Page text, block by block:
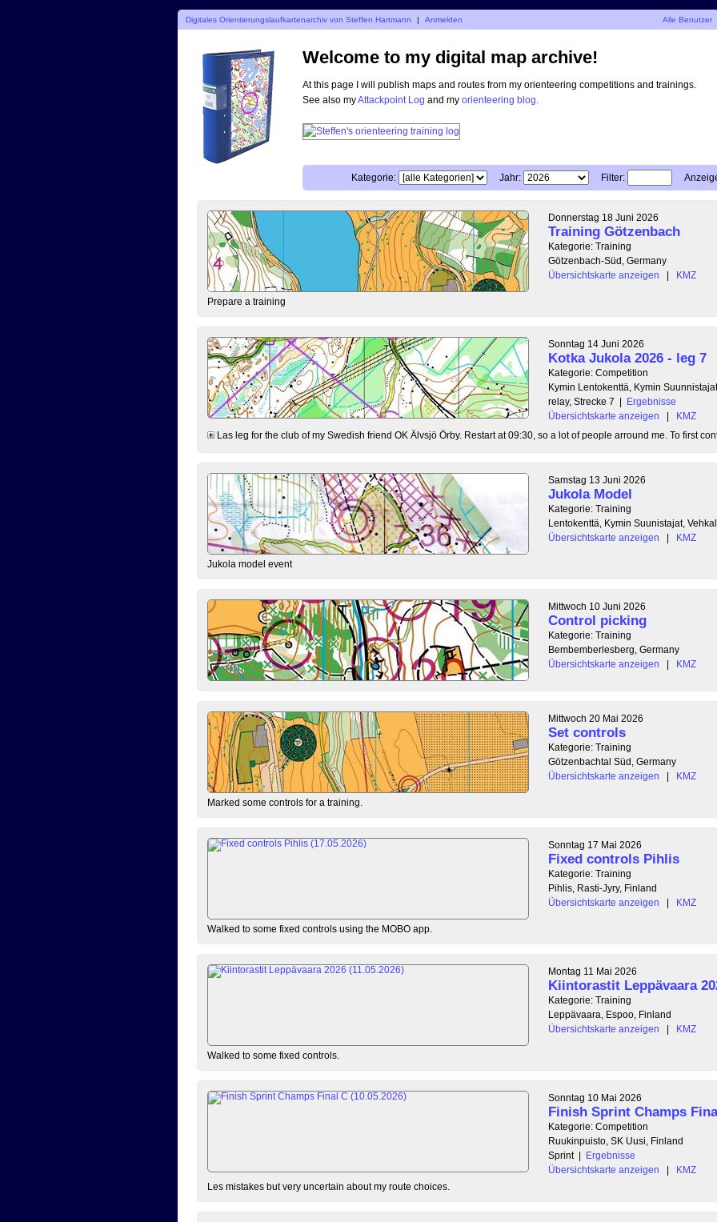
Digitales Orientierungslaufkartenarchiv von Steffen Hartmann | Anmelden Alle Benutzer
Welcome to my digital map archive!
At this page I will publish maps and routes from my orienteering competitions and trainings.
See also myAttackpoint Log and my orienteering blog.
Kategorie: Jahr: Filter:
Donnerstag 18 Juni 2026
Training Götzenbach
Kategorie: Training
Götzenbach-Süd, Germany
Übersichtskarte anzeigen
| KMZ
Prepare a training
Sonntag 14 Juni 2026
Kotka Jukola 2026 - leg 7
Kategorie: Competition
Kymin Lentokenttä, Kymin
relay, Strecke 7 | Ergebnisse
Übersichtskarte anzeigen
|
KMZ
Las leg for the club of my Swedish friend OK Älvsjö Örby. Restart at 09:30, so a lot of people arround me. To first
Samstag 13 Juni 2026
Jukola Model
Kategorie: Training
Lentokenttä, Kymin Suunistajat,
Übersichtskarte anzeigen
| KMZ
Jukola model event
Mittwoch 10 Juni 2026
Control picking
Kategorie: Training
Bembemberlesberg, Germany
Übersichtskarte anzeigen
| KMZ
Mittwoch 20 Mai 2026
Set controls
Kategorie: Training
Götzenbachtal Süd, Germany
Übersichtskarte anzeigen
| KMZ
Marked some controls for a training.
Sonntag 17 Mai 2026
Fixed controls Pihlis
Kategorie: Training
Pihlis, Rasti-Jyry, Finland
Übersichtskarte anzeigen
| KMZ
Walked to some fixed controls using the MOBO app.
Montag 11 Mai 2026
Kiintorastit Leppävaara
Kategorie: Training
Leppävaara, Espoo, Finland
Übersichtskarte anzeigen
| KMZ
Walked to some fixed controls.
Sonntag 10 Mai 2026
Finish Sprint Champs
Kategorie: Competition
Ruukinpuisto, SK Uusi, Finland
Sprint | Ergebnisse
Übersichtskarte anzeigen
|
KMZ
Les mistakes but very uncertain about my route choices.